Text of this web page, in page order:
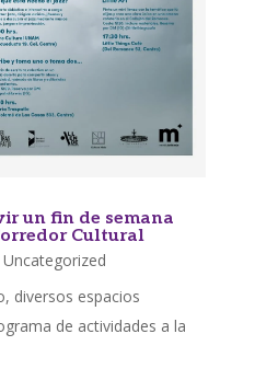
un fin de semana
Cultural
Uncategorized
diversos espacios
de actividades a la